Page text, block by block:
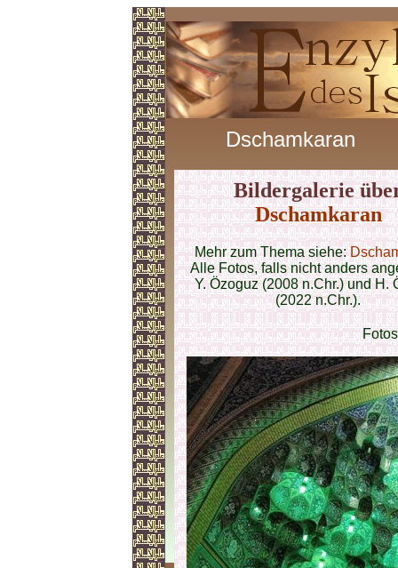
Dschamkaran
Bildergalerie
Dschamkaran
Mehr zum Thema siehe:
Alle Fotos, falls nicht anders
Y. Özoguz (2008 n.Chr.) und H.
(2022 n.Chr.).